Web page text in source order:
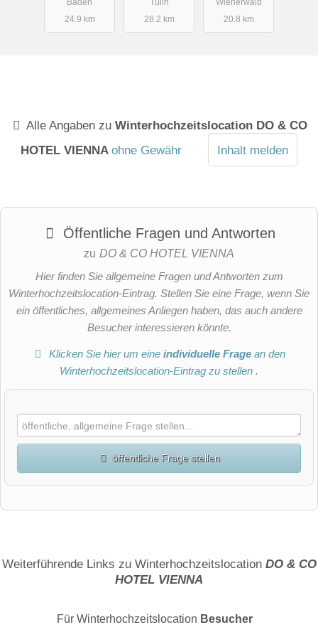
24.9 km
28.2 km
20.8 km
Alle Angaben zuWinterhochzeitslocation DO & CO
HOTEL VIENNA ohne Gewähr Inhalt melden
Öffentliche Fragen und Antworten
zu DO & CO HOTEL VIENNA
Hier finden Sie allgemeine Fragen und Antworten zum
Winterhochzeitslocation-Eintrag. Stellen Sie eine Frage, wenn Sie
ein öffentliches, allgemeines Anliegen haben, das auch andere
Besucher interessieren könnte.
Klicken Sie hier um eineindividuelle Frage an den
Winterhochzeitslocation-Eintrag zu stellen .
öffentliche Frage stellen
E-Mail-Adresse (wird nicht veröffentlicht)
Weiterführende Links zu Winterhochzeitslocation DO & CO
HOTEL VIENNA
Für Winterhochzeitslocation Besucher